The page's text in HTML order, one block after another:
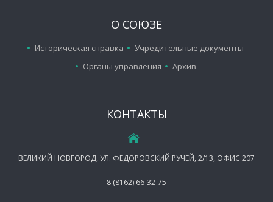
О СОЮЗЕ
Историческая справка
Учредительные документы
Органы управления
Архив
КОНТАКТЫ
ВЕЛИКИЙ НОВГОРОД, УЛ. ФЕДОРОВСКИЙ РУЧЕЙ, 2/13, ОФИС 207
8 (8162) 66-32-75